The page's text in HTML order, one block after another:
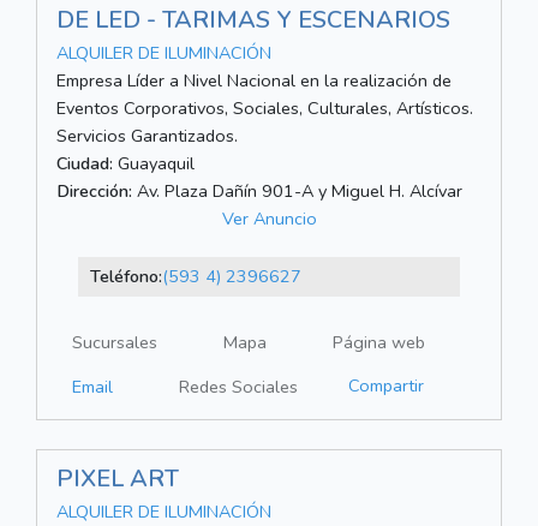
DE LED - TARIMAS Y ESCENARIOS
ALQUILER DE ILUMINACIÓN
Empresa Líder a Nivel Nacional en la realización de
Eventos Corporativos, Sociales, Culturales, Artísticos.
Servicios Garantizados.
Ciudad: Guayaquil
Dirección: Av. Plaza Dañín 901-A y Miguel H. Alcívar
Ver Anuncio
Teléfono:(593 4) 2396627
Sucursales Mapa
Página web
Email
Redes Sociales Compartir
PIXEL ART
ALQUILER DE ILUMINACIÓN